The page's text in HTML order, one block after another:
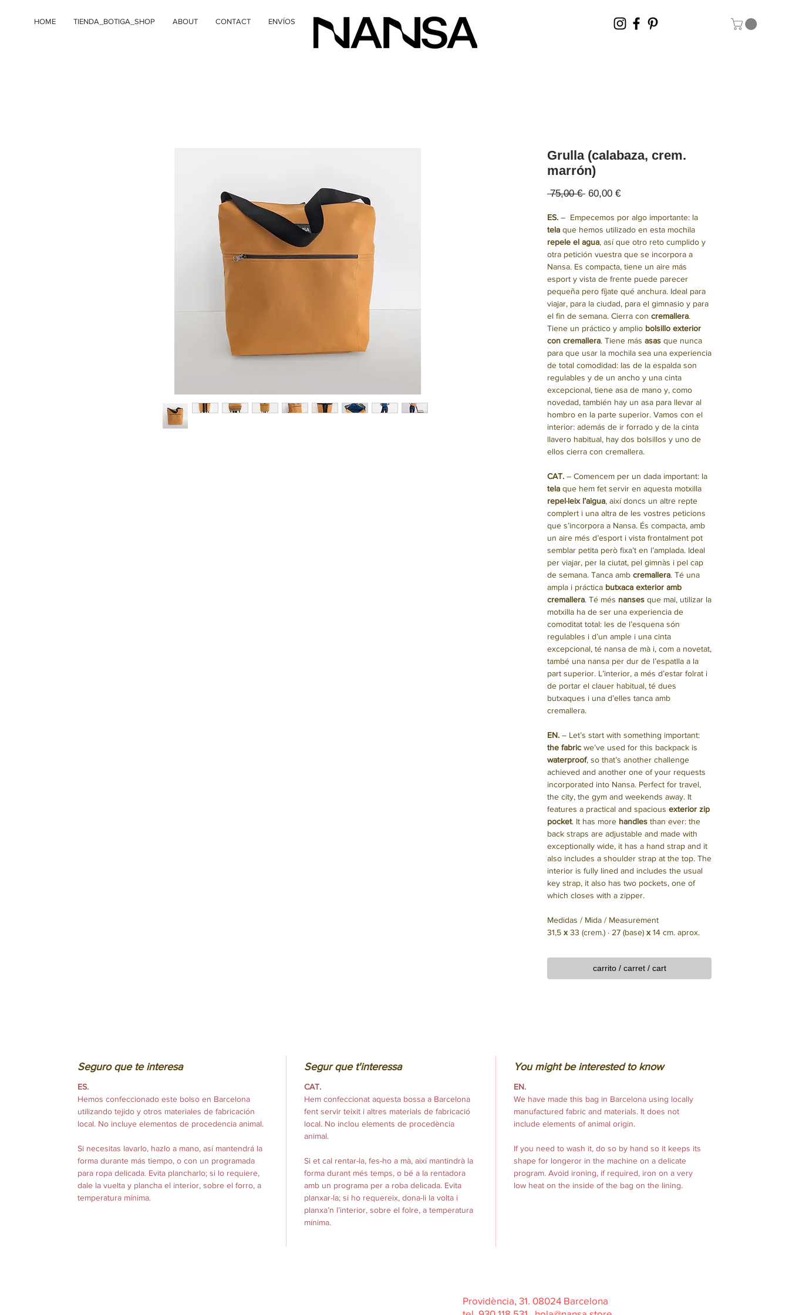
HOME TIENDA_BOTIGA_SHOP ABOUT CONTACT ENVÍOS
Grulla (calabaza, crem.
marrón)
75,00 € Precio
60,00 €Precio
oferta
ES. – Empecemos por algo importante: la
tela que hemos utilizado en esta mochila
repele el agua, así que otro reto cumplido y
otra petición vuestra que se incorpora a
Nansa. Es compacta, tiene un aire más
esport y vista de frente puede parecer
pequeña pero fíjate qué anchura. Ideal para
viajar, para la ciudad, para el gimnasio y para
el fin de semana. Cierra con cremallera.
Tiene un práctico y amplio bolsillo exterior
con cremallera. Tiene más asas que nunca
para que usar la mochila sea una experiencia
de total comodidad: las de la espalda son
regulables y de un ancho y una cinta
excepcional, tiene asa de mano y, como
novedad, también hay un asa para llevar al
hombro en la parte superior. Vamos con el
interior: además de ir forrado y de la cinta
llavero habitual, hay dos bolsillos y uno de
ellos cierra con cremallera.
CAT. – Comencem per un dada important: la
tela que hem fet servir en aquesta motxilla
repel·leix l’aigua, així doncs un altre repte
complert i una altra de les vostres peticions
que s’incorpora a Nansa. És compacta, amb
un aire més d’esport i vista frontalment pot
semblar petita però fixa’t en l’amplada. Ideal
per viajar, per la ciutat, pel gimnàs i pel cap
de semana. Tanca amb cremallera. Té una
ampla i práctica butxaca exterior amb
cremallera. Té més nanses que mai, utilizar la
motxilla ha de ser una experiencia de
comoditat total: les de l’esquena són
regulables i d’un ample i una cinta
excepcional, té nansa de mà i, com a novetat,
també una nansa per dur de l’espatlla a la
part superior. L’interior, a més d’estar folrat i
de portar el clauer habitual, té dues
butxaques i una d’elles tanca amb
cremallera.
EN. – Let’s start with something important:
the fabric we’ve used for this backpack is
waterproof, so that’s another challenge
achieved and another one of your requests
incorporated into Nansa. Perfect for travel,
the city, the gym and weekends away. It
features a practical and spacious exterior zip
pocket. It has more handles than ever: the
back straps are adjustable and made with
exceptionally wide, it has a hand strap and it
also includes a shoulder strap at the top. The
interior is fully lined and includes the usual
key strap, it also has two pockets, one of
which closes with a zipper.
Medidas / Mida / Measurement
31,5 x 33 (crem.) · 27 (base) x 14 cm. aprox.
carrito / carret / cart
Seguro que te interesa
ES.
Hemos confeccionado este bolso en Barcelona
utilizando tejido y otros materiales de fabricación
local. No incluye elementos de procedencia animal.
Si necesitas lavarlo, hazlo a mano, así mantendrá la
forma durante más tiempo, o con un programada
para ropa delicada. Evita plancharlo; si lo requiere,
dale la vuelta y plancha el interior, sobre el forro, a
temperatura mínima.
Segur que t'interessa
CAT.
Hem confeccionat aquesta bossa a Barcelona
fent servir teixit i altres materials de fabricació
local. No inclou elements de procedència
animal.
Si et cal rentar-la, fes-ho a mà, així mantindrà la
forma durant més temps, o bé a la rentadora
amb un programa per a roba delicada. Evita
planxar-la; si ho requereix, dona-li la volta i
planxa’n l’interior, sobre el folre, a temperatura
mínima.
You might be interested to know
EN.
We have made this bag in Barcelona using locally
manufactured fabric and materials. It does not
include elements of animal origin.
If you need to wash it, do so by hand so it keeps its
shape for longeror in the machine on a delicate
program. Avoid ironing, if required, iron on a very
low heat on the inside of the bag on the lining.
Providència, 31. 08024 Barcelona